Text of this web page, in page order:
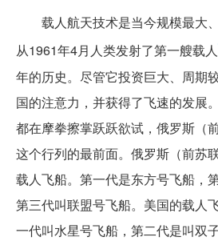
载人航天技术是当今规模最大、
从1961年4月人类发射了第一艘载人
年的历史。尽管它投资巨大、周期
国的注意力，并获得了飞速的发展
都在摩拳擦掌跃跃欲试，俄罗斯（
这个行列的最前面。俄罗斯（前苏
载人飞船。第一代是东方号飞船，
第三代叫联盟号飞船。美国的载人
一代叫水星号飞船，第二代是叫双